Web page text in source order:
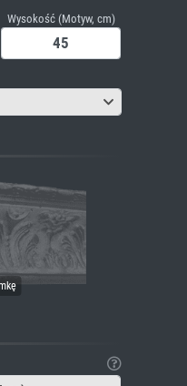
Wysokość (Motyw, cm)